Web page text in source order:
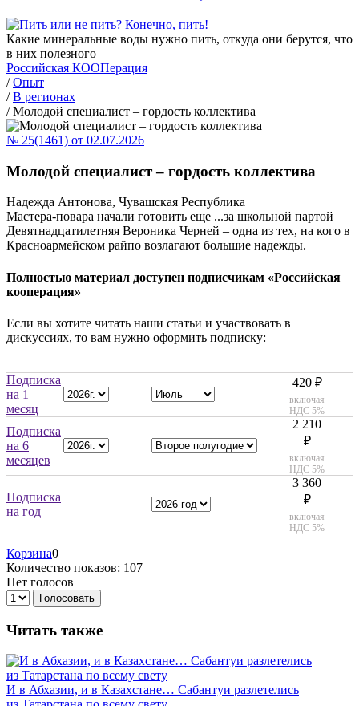
Какие минеральные воды нужно пить, откуда они берутся, что
в них полезного
Российская КООПерация
/ Опыт
/ В регионах
/ Молодой специалист – гордость коллектива
№ 25(1461) от 02.07.2026
Молодой специалист – гордость коллектива
Надежда Антонова, Чувашская Республика
Мастера-повара начали готовить еще ...за школьной партой
Девятнадцатилетняя Вероника Черней – одна из тех, на кого в
Красноармейском райпо возлагают большие надежды.
Полностью материал доступен подписчикам «Российская
кооперация»
Если вы хотите читать наши статьи и участвовать в
дискуссиях, то вам нужно оформить подписку:
Подписка
на 1
месяц
420 ₽
включая
НДС 5%
Подписка
на 6
месяцев
2 210
₽
включая
НДС 5%
Подписка
на год
3 360
₽
включая
НДС 5%
Корзина0
Количество показов: 107
Нет голосов
Голосовать
Читать также
И в Абхазии, и в Казахстане… Сабантуи разлетелись